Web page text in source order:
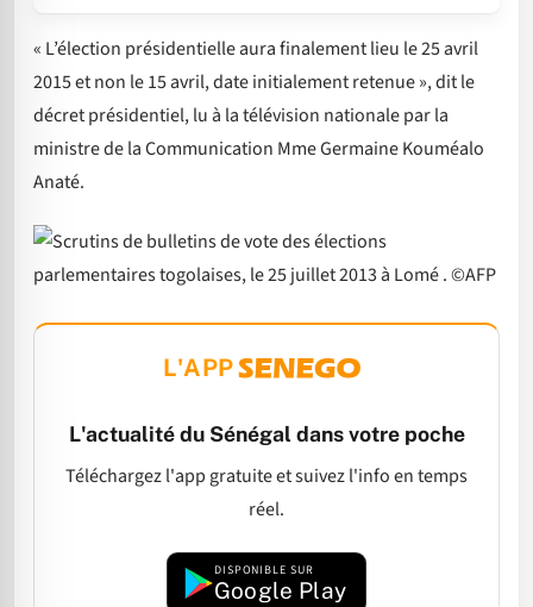
« L’élection présidentielle aura finalement lieu le 25 avril
2015 et non le 15 avril, date initialement retenue », dit le
décret présidentiel, lu à la télévision nationale par la
ministre de la Communication Mme Germaine Kouméalo
Anaté.
L'APP
L'actualité du Sénégal dans votre poche
Téléchargez l'app gratuite et suivez l'info en temps
réel.
DISPONIBLE SUR
Google Play